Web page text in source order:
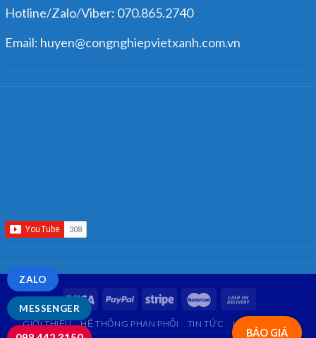
Hotline/Zalo/Viber: 070.865.2740
Email: huyen@congnghiepvietxanh.com.vn
BÁO GIÁ
GIỚI THIỆU HỆ THỐNG PHÂN PHỐI TIN TỨC LIÊN HỆ
MESSENGER
ZALO